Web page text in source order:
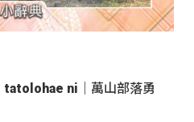
tatolohae ni｜萬山部落勇